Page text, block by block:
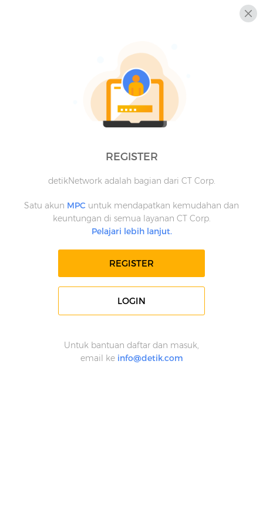
REGISTER
detikNetwork adalah bagian dari CT Corp.
Satu akun MPC untuk mendapatkan kemudahan dan
keuntungan di semua layanan CT Corp.
Pelajari lebih lanjut.
REGISTER
LOGIN
Untuk bantuan daftar dan masuk,
email ke info@detik.com